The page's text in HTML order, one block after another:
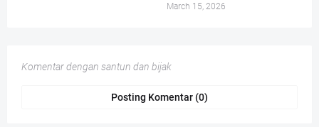
March 15, 2026
Komentar dengan santun dan bijak
Posting Komentar (0)